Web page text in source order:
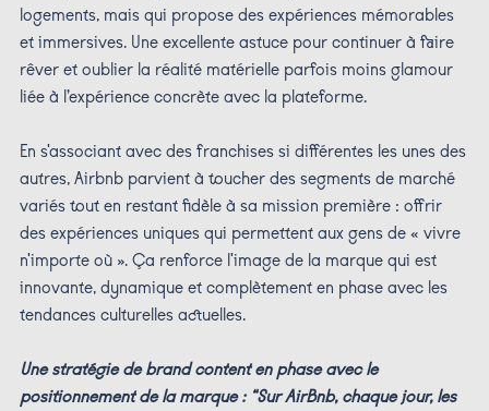
logements, mais qui propose des expériences mémorables
et immersives. Une excellente astuce pour continuer à faire
rêver et oublier la réalité matérielle parfois moins glamour
liée à l’expérience concrète avec la plateforme.
En s'associant avec des franchises si différentes les unes des
autres, Airbnb parvient à toucher des segments de marché
variés tout en restant fidèle à sa mission première : offrir
des expériences uniques qui permettent aux gens de « vivre
n'importe où ». Ça renforce l'image de la marque qui est
innovante, dynamique et complètement en phase avec les
tendances culturelles actuelles.
Une stratégie de brand content en phase avec le
positionnement de la marque : “Sur AirBnb, chaque jour, les